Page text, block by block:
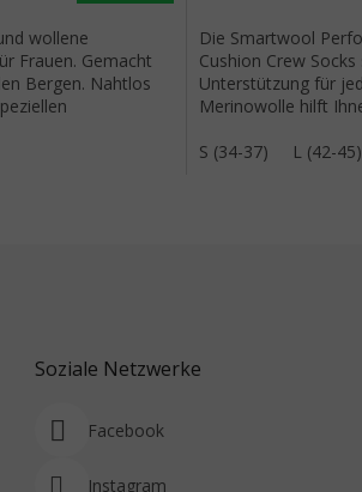
wollene
Frauen. Gemacht
Bergen. Nahtlos
Die Smartwool
Cushion Crew
Unterstützung für
Merinowolle hilft
S (34-37)
L (42-45)
Soziale Netzwerke
Facebook
Instagram